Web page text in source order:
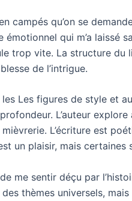
campés qu’on se
émotionnel qui m’a laissé
trop vite. La structure du
de l’intrigue.
Les figures de style et
L’auteur
L’écriture est
un plaisir, mais
de me sentir déçu par
thèmes universels,